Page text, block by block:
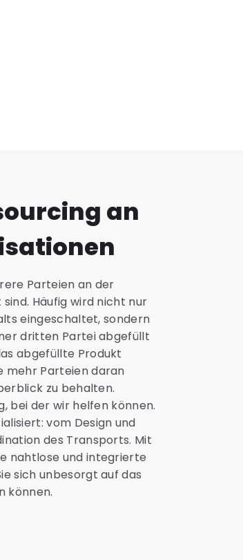
an
Parteien an der
Häufig wird nicht nur
eingeschaltet, sondern
dritten Partei abgefüllt
abgefüllte Produkt
mehr Parteien daran
zu behalten.
bei der wir helfen können.
vom Design und
des Transports. Mit
nahtlose und integrierte
sich unbesorgt auf das
können.